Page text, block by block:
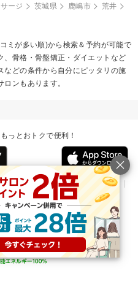
ージ 茨城県 鹿嶋市
荒井
ミが多い順)から検索＆予約が可能で
、骨格・骨盤矯正・ダイエットなど
などの条件から自分にピッタリの施
ンもあります。
っとおトクで便利！
ルプ リリース情報
利用規約
ロン様
天のサービス一覧 アプリ一覧
Inc.